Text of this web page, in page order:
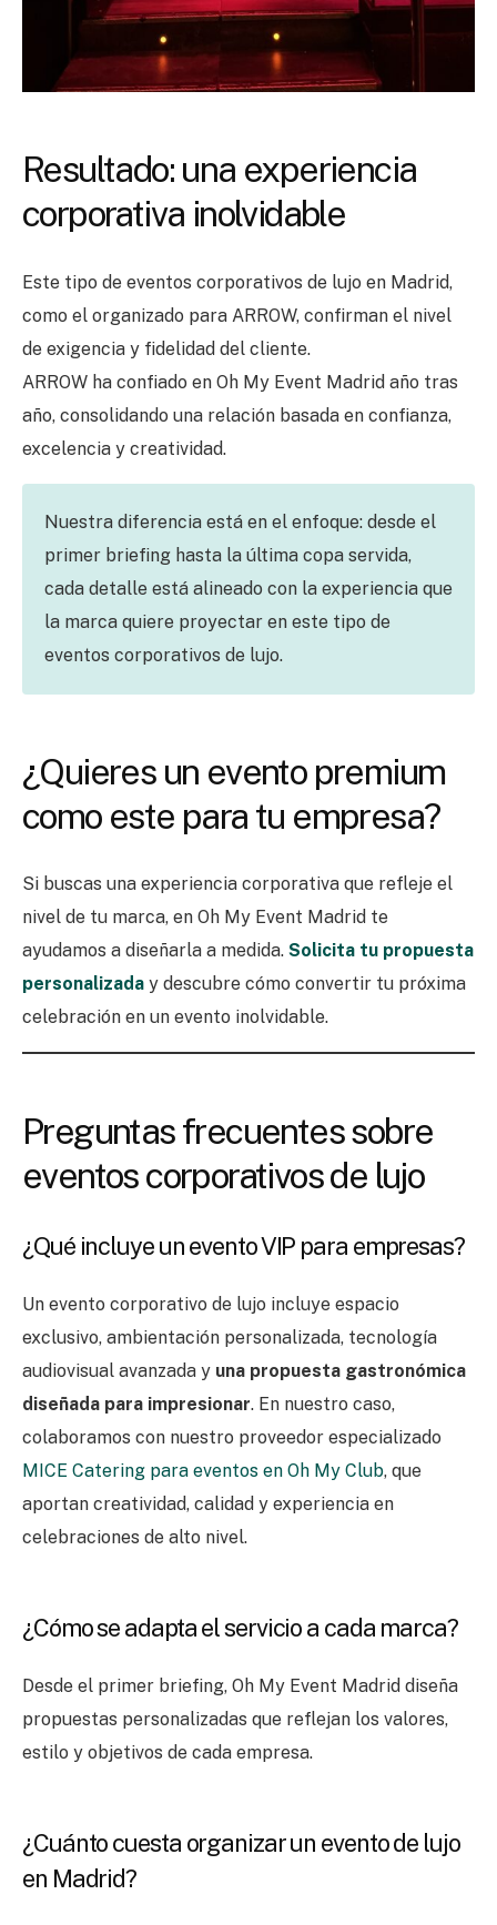
Resultado: una experiencia
corporativa inolvidable
Este tipo de eventos corporativos de lujo en Madrid,
como el organizado para ARROW, confirman el nivel
de exigencia y fidelidad del cliente.
ARROW ha confiado en Oh My Event Madrid año tras
año, consolidando una relación basada en confianza,
excelencia y creatividad.
Nuestra diferencia está en el enfoque: desde el
primer briefing hasta la última copa servida,
cada detalle está alineado con la experiencia que
la marca quiere proyectar en este tipo de
eventos corporativos de lujo.
¿Quieres un evento premium
como este para tu empresa?
Si buscas una experiencia corporativa que refleje el
nivel de tu marca, en Oh My Event Madrid te
ayudamos a diseñarla a medida. Solicita tu propuesta
personalizada y descubre cómo convertir tu próxima
celebración en un evento inolvidable.
Preguntas frecuentes sobre
eventos corporativos de lujo
¿Qué incluye un evento VIP para empresas?
Un evento corporativo de lujo incluye espacio
exclusivo, ambientación personalizada, tecnología
audiovisual avanzada y una propuesta gastronómica
diseñada para impresionar. En nuestro caso,
colaboramos con nuestro proveedor especializado
MICE Catering para eventos en Oh My Club, que
aportan creatividad, calidad y experiencia en
celebraciones de alto nivel.
¿Cómo se adapta el servicio a cada marca?
Desde el primer briefing, Oh My Event Madrid diseña
propuestas personalizadas que reflejan los valores,
estilo y objetivos de cada empresa.
¿Cuánto cuesta organizar un evento de lujo
en Madrid?